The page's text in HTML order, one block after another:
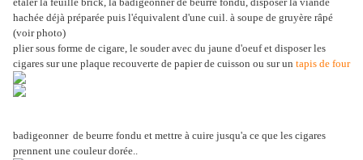
hachée déjà préparée puis l'équivalent d'une cuil. à soupe de gruyère râpé
(voir photo)
plier sous forme de cigare, le souder avec du jaune d'oeuf et disposer les
cigares sur une plaque recouverte de papier de cuisson ou sur un tapis de four
badigeonner de beurre fondu et mettre à cuire jusqu'a ce que les cigares
prennent une couleur dorée..